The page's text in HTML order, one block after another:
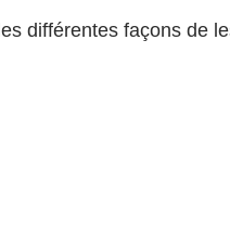
différentes façons de